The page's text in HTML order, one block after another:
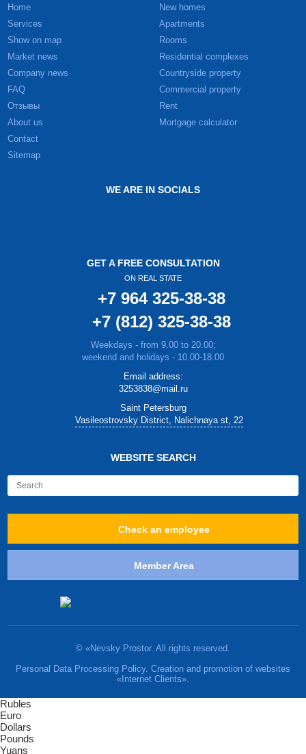
Home
Services
Show on map
Market news
Company news
FAQ
Отзывы
About us
Contact
Sitemap
New homes
Apartments
Rooms
Residential complexes
Countryside property
Commercial property
Rent
Mortgage calculator
WE ARE IN SOCIALS
GET A FREE CONSULTATION
ON REAL STATE
+7 964 325-38-38
+7 (812) 325-38-38
Weekdays - from 9.00 to 20.00;
weekend and holidays - 10.00-18.00
Email address:
3253838@mail.ru
Saint Petersburg
Vasileostrovsky District, Nalichnaya st, 22
WEBSITE SEARCH
Check an employee
Member Area
© «Nevsky Prostor. All rights reserved.
Personal Data Processing Policy. Creation and promotion of websites
«Internet Clients».
Rubles
Euro
Dollars
Pounds
Yuans